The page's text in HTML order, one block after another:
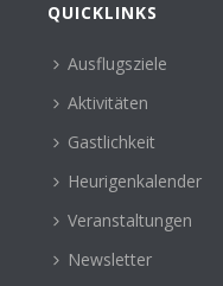
QUICKLINKS
Ausflugsziele
Aktivitäten
Gastlichkeit
Heurigenkalender
Veranstaltungen
Newsletter